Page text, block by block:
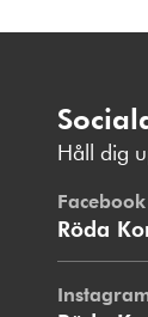
Håll dig
Facebook
Röda